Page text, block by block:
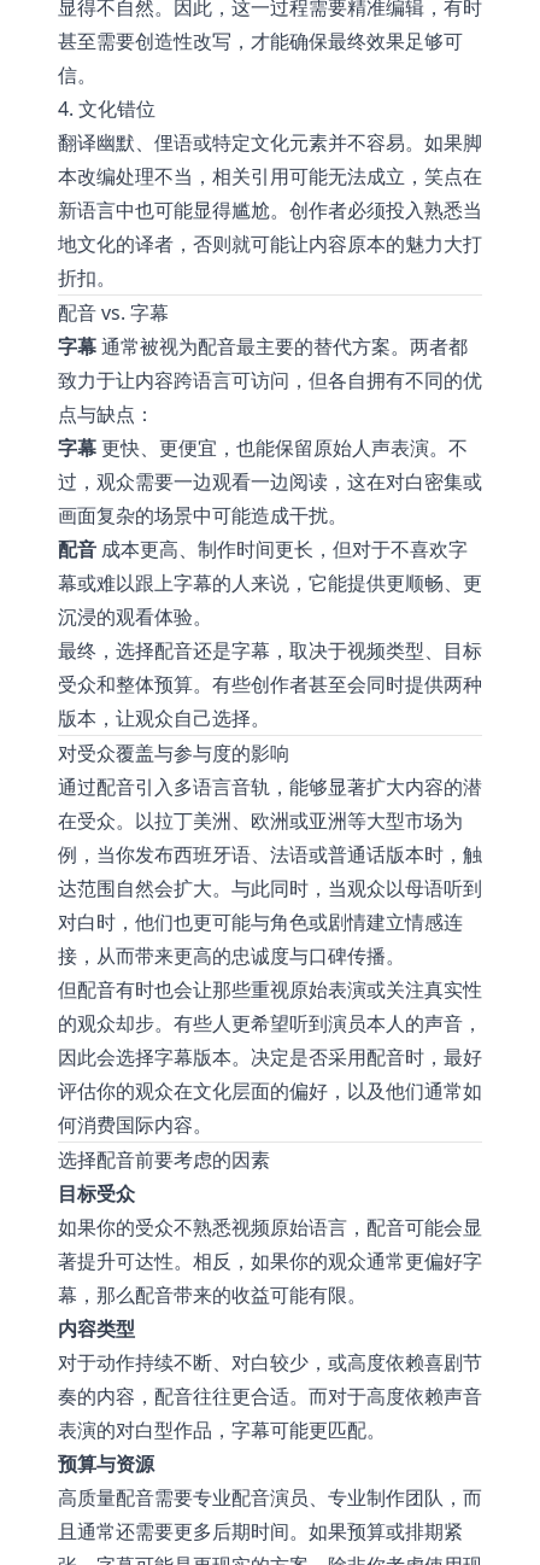
显得不自然。因此，这一过程需要精准编辑，有时
甚至需要创造性改写，才能确保最终效果足够可
信。
4. 文化错位
翻译幽默、俚语或特定文化元素并不容易。如果脚
本改编处理不当，相关引用可能无法成立，笑点在
新语言中也可能显得尴尬。创作者必须投入熟悉当
地文化的译者，否则就可能让内容原本的魅力大打
折扣。
配音 vs. 字幕
字幕通常被视为配音最主要的替代方案。两者都
致力于让内容跨语言可访问，但各自拥有不同的优
点与缺点：
字幕更快、更便宜，也能保留原始人声表演。不
过，观众需要一边观看一边阅读，这在对白密集或
画面复杂的场景中可能造成干扰。
配音 成本更高、制作时间更长，但对于不喜欢字
幕或难以跟上字幕的人来说，它能提供更顺畅、更
沉浸的观看体验。
最终，选择配音还是字幕，取决于视频类型、目标
受众和整体预算。有些创作者甚至会同时提供两种
版本，让观众自己选择。
对受众覆盖与参与度的影响
通过配音引入多语言音轨，能够显著扩大内容的潜
在受众。以拉丁美洲、欧洲或亚洲等大型市场为
例，当你发布西班牙语、法语或普通话版本时，触
达范围自然会扩大。与此同时，当观众以母语听到
对白时，他们也更可能与角色或剧情建立情感连
接，从而带来更高的忠诚度与口碑传播。
但配音有时也会让那些重视原始表演或关注真实性
的观众却步。有些人更希望听到演员本人的声音，
因此会选择字幕版本。决定是否采用配音时，最好
评估你的观众在文化层面的偏好，以及他们通常如
何消费国际内容。
选择配音前要考虑的因素
目标受众
如果你的受众不熟悉视频原始语言，配音可能会显
著提升可达性。相反，如果你的观众通常更偏好字
幕，那么配音带来的收益可能有限。
内容类型
对于动作持续不断、对白较少，或高度依赖喜剧节
奏的内容，配音往往更合适。而对于高度依赖声音
表演的对白型作品，字幕可能更匹配。
预算与资源
高质量配音需要专业配音演员、专业制作团队，而
且通常还需要更多后期时间。如果预算或排期紧